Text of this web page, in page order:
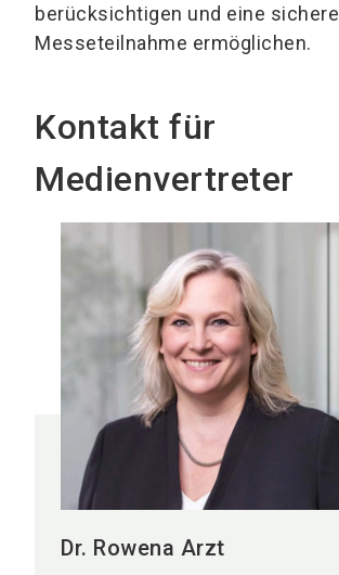
berücksichtigen und eine sichere
Messeteilnahme ermöglichen.
Kontakt für
Medienvertreter
Dr. Rowena Arzt